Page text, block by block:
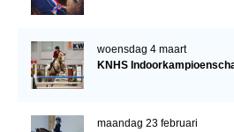
woensdag 4 maart
KNHS
maandag 23 februari